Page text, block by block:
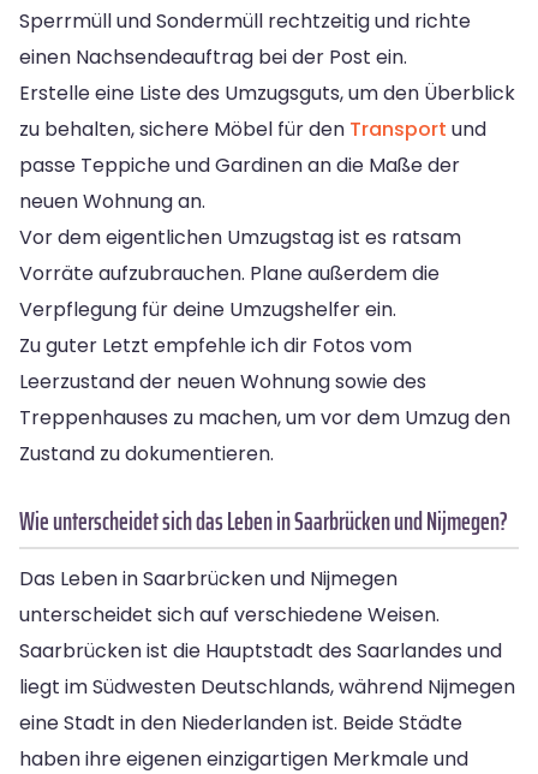
Sperrmüll und Sondermüll rechtzeitig und richte
einen Nachsendeauftrag bei der Post ein.
Erstelle eine Liste des Umzugsguts, um den Überblick
zu behalten, sichere Möbel für den Transport und
passe Teppiche und Gardinen an die Maße der
neuen Wohnung an.
Vor dem eigentlichen Umzugstag ist es ratsam
Vorräte aufzubrauchen. Plane außerdem die
Verpflegung für deine Umzugshelfer ein.
Zu guter Letzt empfehle ich dir Fotos vom
Leerzustand der neuen Wohnung sowie des
Treppenhauses zu machen, um vor dem Umzug den
Zustand zu dokumentieren.
Wie unterscheidet sich das Leben in Saarbrücken und Nijmegen?
Das Leben in Saarbrücken und Nijmegen
unterscheidet sich auf verschiedene Weisen.
Saarbrücken ist die Hauptstadt des Saarlandes und
liegt im Südwesten Deutschlands, während Nijmegen
eine Stadt in den Niederlanden ist. Beide Städte
haben ihre eigenen einzigartigen Merkmale und